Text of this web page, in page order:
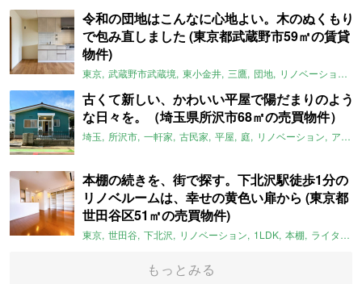
令和の団地はこんなに心地よい。木のぬくもり
で包み直しました (東京都武蔵野市59㎡の賃貸
物件)
東京 武蔵野市武蔵境 東小金井 三鷹 団地 リノベーション
古くて新しい、かわいい平屋で陽だまりのよう
な日々を。（埼玉県所沢市68㎡の売買物件）
埼玉 所沢市 一軒家 古民家 平屋 庭 リノベーション アメリカンハウス
本棚の続きを、街で探す。下北沢駅徒歩1分の
リノベルームは、幸せの黄色い扉から (東京都
世田谷区51㎡の売買物件)
東京 世田谷 下北沢 リノベーション 1LDK 本棚 ライター：ほしりょうこ
もっとみる